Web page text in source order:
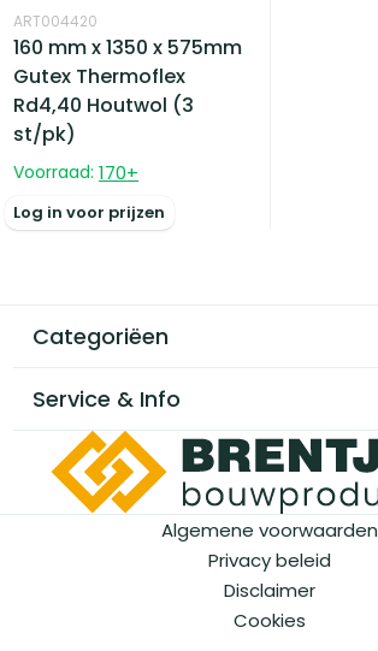
ART004420
160 mm x 1350 x 575mm
Gutex Thermoflex
Rd4,40 Houtwol (3
st/pk)
Voorraad: 170+
Log in voor prijzen
Categoriëen
Service & Info
Algemene voorwaarden
Privacy beleid
Disclaimer
Cookies